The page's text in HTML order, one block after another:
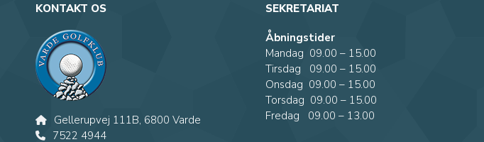
KONTAKT OS
Gellerupvej 111B, 6800 Varde
7522 4944
SEKRETARIAT
Åbningstider
Mandag 09.00 – 15.00
Tirsdag 09.00 – 15.00
Onsdag 09.00 – 15.00
Torsdag 09.00 – 15.00
Fredag 09.00 – 13.00